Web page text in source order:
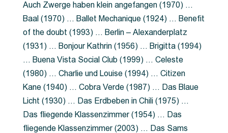
Auch Zwerge haben klein angefangen (1970) …
Baal (1970) … Ballet Mechanique (1924) … Benefit
of the doubt (1993) … Berlin – Alexanderplatz
(1931) … Bonjour Kathrin (1956) … Brigitta (1994)
… Buena Vista Social Club (1999) … Celeste
(1980) … Charlie und Louise (1994) … Citizen
Kane (1940) … Cobra Verde (1987) … Das Blaue
Licht (1930) … Das Erdbeben in Chili (1975) …
Das fliegende Klassenzimmer (1954) … Das
fliegende Klassenzimmer (2003) … Das Sams